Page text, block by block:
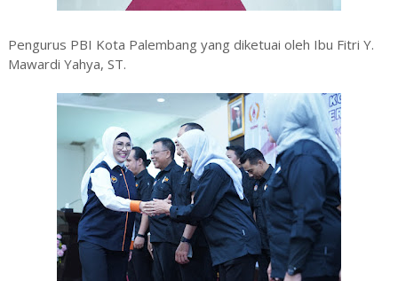
Pengurus PBI Kota Palembang yang diketuai oleh Ibu Fitri Y.
Mawardi Yahya, ST.